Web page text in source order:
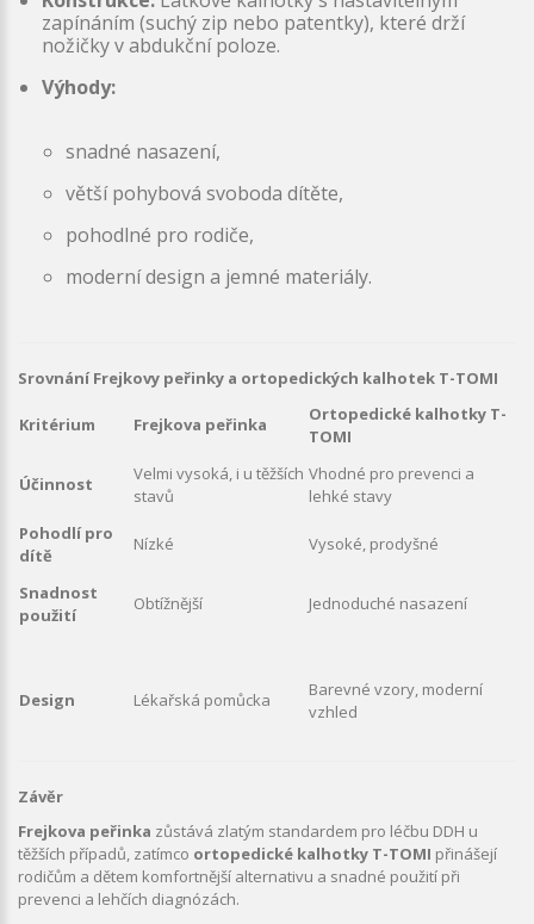
zapínáním (suchý zip nebo patentky), které drží
nožičky v abdukční poloze.
Výhody:
snadné nasazení,
větší pohybová svoboda dítěte,
pohodlné pro rodiče,
moderní design a jemné materiály.
Srovnání Frejkovy peřinky a ortopedických kalhotek T-TOMI
Kritérium Frejkova peřinka
Ortopedické kalhotky T-
TOMI
Účinnost
Velmi vysoká, i u těžších
stavů
Vhodné pro prevenci a
lehké stavy
Pohodlí pro
dítě
Nízké Vysoké, prodyšné
Snadnost
použití
Obtížnější Jednoduché nasazení
Design Lékařská pomůcka
Barevné vzory, moderní
vzhled
Závěr
Frejkova peřinka zůstává zlatým standardem pro léčbu DDH u
těžších případů, zatímco ortopedické kalhotky T-TOMI přinášejí
rodičům a dětem komfortnější alternativu a snadné použití při
prevenci a lehčích diagnózách.